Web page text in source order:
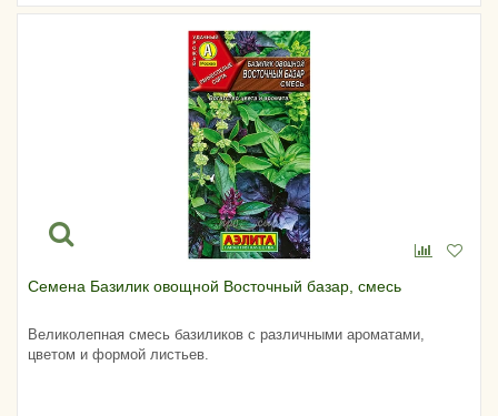
Семена Базилик овощной Восточный базар, смесь
Великолепная смесь базиликов с различными ароматами,
цветом и формой листьев.